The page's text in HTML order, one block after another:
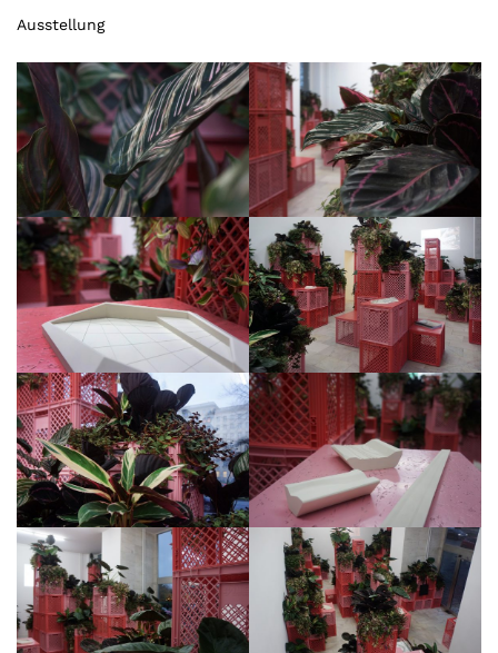
Ausstellung